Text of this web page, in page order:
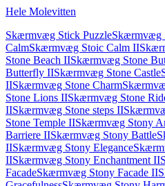
Hele Molevitten
Skærmvæg Stick PuzzleSkærmvæg
CalmSkærmvæg Stoic Calm II
Stone Beach IISkærmvæg Stone
Butterfly IISkærmvæg Stone Castle
IISkærmvæg Stone Charm
Stone Lions IISkærmvæg Stone
IISkærmvæg Stone steps II
Stone Temple IISkærmvæg Stony
Barriere IISkærmvæg Stony Battle
IISkærmvæg Stony Elegance
IISkærmvæg Stony Enchantment II
FacadeSkærmvæg Stony Facade II